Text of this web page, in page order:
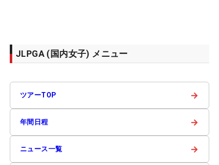
JLPGA (国内女子) メニュー
ツアーTOP →
年間日程 →
ニュース一覧 →